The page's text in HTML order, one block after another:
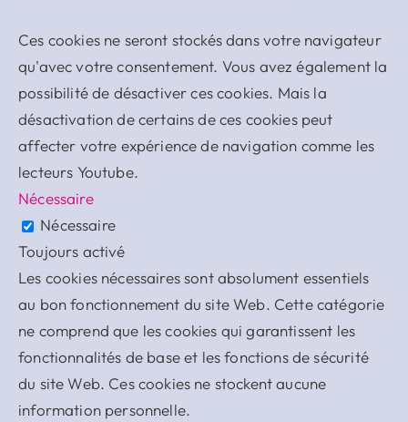
Ces cookies ne seront stockés dans votre navigateur
qu'avec votre consentement. Vous avez également la
possibilité de désactiver ces cookies. Mais la
désactivation de certains de ces cookies peut
affecter votre expérience de navigation comme les
lecteurs Youtube.
Nécessaire
Nécessaire
Toujours activé
Les cookies nécessaires sont absolument essentiels
au bon fonctionnement du site Web. Cette catégorie
ne comprend que les cookies qui garantissent les
fonctionnalités de base et les fonctions de sécurité
du site Web. Ces cookies ne stockent aucune
information personnelle.